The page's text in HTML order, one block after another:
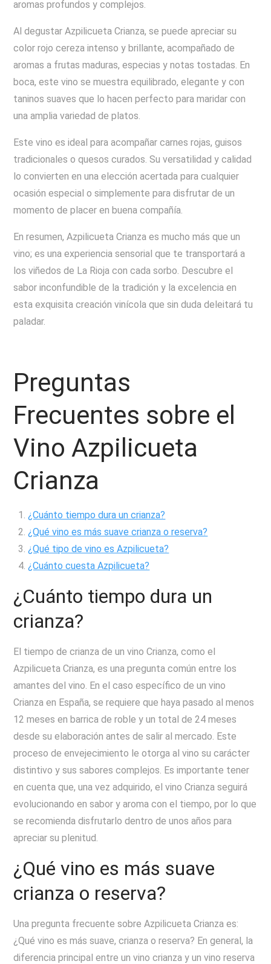
aromas profundos y complejos.
Al degustar Azpilicueta Crianza, se puede apreciar su
color rojo cereza intenso y brillante, acompañado de
aromas a frutas maduras, especias y notas tostadas. En
boca, este vino se muestra equilibrado, elegante y con
taninos suaves que lo hacen perfecto para maridar con
una amplia variedad de platos.
Este vino es ideal para acompañar carnes rojas, guisos
tradicionales o quesos curados. Su versatilidad y calidad
lo convierten en una elección acertada para cualquier
ocasión especial o simplemente para disfrutar de un
momento de placer en buena compañía.
En resumen, Azpilicueta Crianza es mucho más que un
vino; es una experiencia sensorial que te transportará a
los viñedos de La Rioja con cada sorbo. Descubre el
sabor inconfundible de la tradición y la excelencia en
esta exquisita creación vinícola que sin duda deleitará tu
paladar.
Preguntas
Frecuentes sobre el
Vino Azpilicueta
Crianza
¿Cuánto tiempo dura un crianza?
¿Qué vino es más suave crianza o reserva?
¿Qué tipo de vino es Azpilicueta?
¿Cuánto cuesta Azpilicueta?
¿Cuánto tiempo dura un
crianza?
El tiempo de crianza de un vino Crianza, como el
Azpilicueta Crianza, es una pregunta común entre los
amantes del vino. En el caso específico de un vino
Crianza en España, se requiere que haya pasado al menos
12 meses en barrica de roble y un total de 24 meses
desde su elaboración antes de salir al mercado. Este
proceso de envejecimiento le otorga al vino su carácter
distintivo y sus sabores complejos. Es importante tener
en cuenta que, una vez adquirido, el vino Crianza seguirá
evolucionando en sabor y aroma con el tiempo, por lo que
se recomienda disfrutarlo dentro de unos años para
apreciar su plenitud.
¿Qué vino es más suave
crianza o reserva?
Una pregunta frecuente sobre Azpilicueta Crianza es:
¿Qué vino es más suave, crianza o reserva? En general, la
diferencia principal entre un vino crianza y un vino reserva